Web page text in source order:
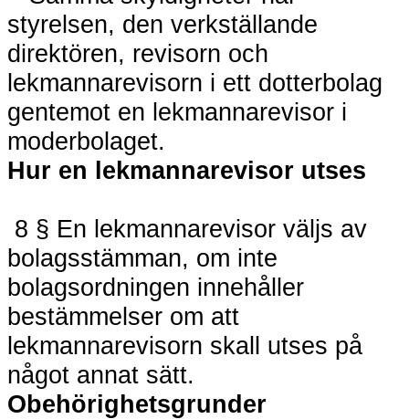
styrelsen, den verkställande
direktören, revisorn och
lekmannarevisorn i ett dotterbolag
gentemot en lekmannarevisor i
moderbolaget.
Hur en lekmannarevisor utses
8 § En lekmannarevisor väljs av
bolagsstämman, om inte
bolagsordningen innehåller
bestämmelser om att
lekmannarevisorn skall utses på
något annat sätt.
Obehörighetsgrunder